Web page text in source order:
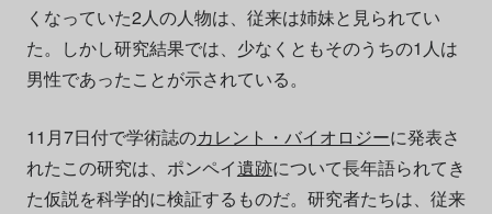
くなっていた2人の人物は、従来は姉妹と見られてい
た。しかし研究結果では、少なくともそのうちの1人は
男性であったことが示されている。
11月7日付で学術誌のカレント・バイオロジーに発表さ
れたこの研究は、ポンペイ遺跡について長年語られてき
た仮説を科学的に検証するものだ。研究者たちは、従来